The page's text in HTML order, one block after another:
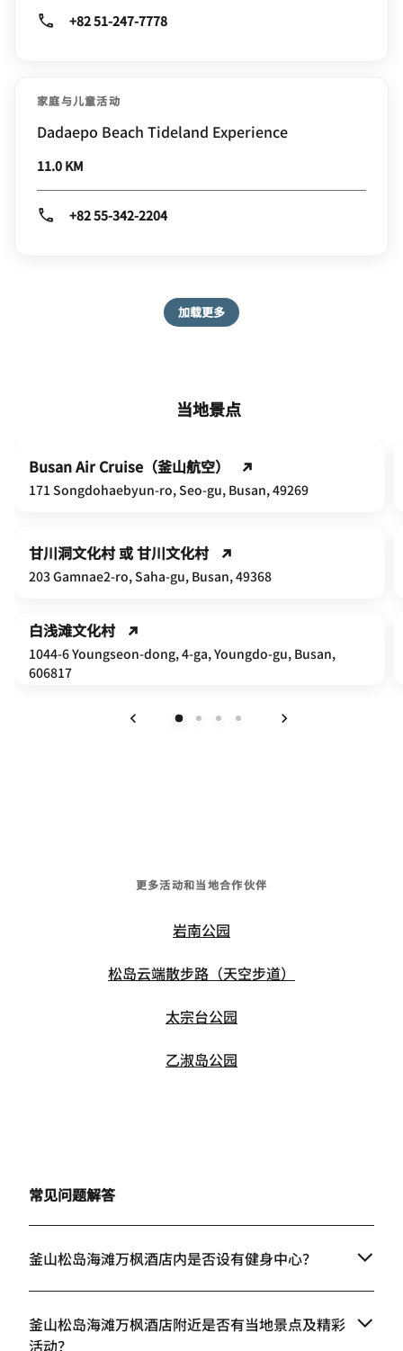
+82 51-247-7778
家庭与儿童活动
Dadaepo Beach Tideland Experience
11.0 KM
+82 55-342-2204
加载更多
当地景点
Busan Air Cruise（釜山航空）
171 Songdohaebyun-ro, Seo-gu, Busan, 49269
甘川洞文化村 或 甘川文化村
203 Gamnae2-ro, Saha-gu, Busan, 49368
白浅滩文化村
1044-6 Youngseon-dong, 4-ga, Youngdo-gu, Busan,
606817
更多活动和当地合作伙伴
岩南公园
松岛云端散步路（天空步道）
太宗台公园
乙淑岛公园
常见问题解答
釜山松岛海滩万枫酒店­­内是否设有健身中心？
釜山松岛海滩万枫酒店­­附近是否有当地景点及精彩
活动？